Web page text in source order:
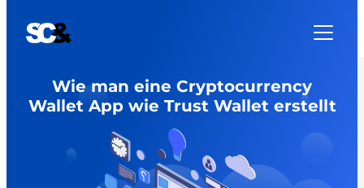
Inhalt
Wie man eine Cryptocurrency
Wallet App wie Trust Wallet erstellt